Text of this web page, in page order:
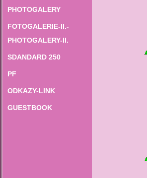
PHOTOGALERY
FOTOGALERIE-II.-
PHOTOGALERY-II.
SDANDARD 250
PF
ODKAZY-LINK
GUESTBOOK